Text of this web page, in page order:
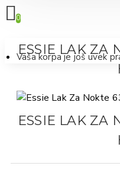
0
Vaša korpa je još uvek
ESSIE LAK ZA
ESSIE LAK ZA